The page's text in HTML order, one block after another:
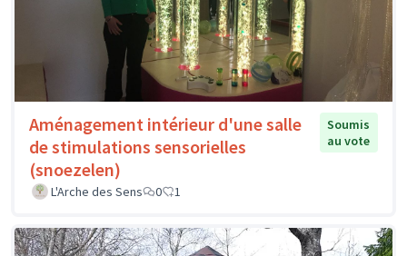
Aménagement intérieur d'une salle
de stimulations sensorielles
(snoezelen)
Soumis
au vote
L'Arche des Sens 0 1